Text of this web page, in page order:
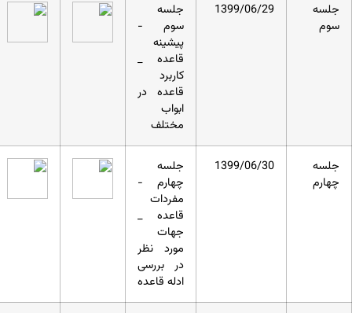
جلسه
سوم
1399/06/29
جلسه
سوم -
پیشینه
قاعده _
کاربرد
قاعده در
ابواب
مختلف
جلسه
چهارم
1399/06/30
جلسه
چهارم -
مفردات
قاعده _
جهات
مورد نظر
در بررسی
ادله قاعده